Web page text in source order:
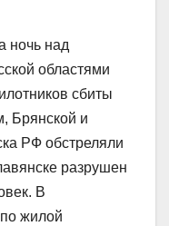
ночь над
областями
сбиты
Брянской и
РФ обстреляли
разрушен
В
жилой